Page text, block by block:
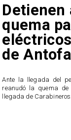
quema
de
Ante la llegada del
reanudó la quema
llegada de Carabineros.